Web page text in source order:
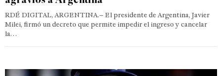
RDÉ DIGITAL, ARGENTINA.– El presidente de Argentina, Javier
Milei, firmó un decreto que permite impedir el ingreso y cancelar
la…